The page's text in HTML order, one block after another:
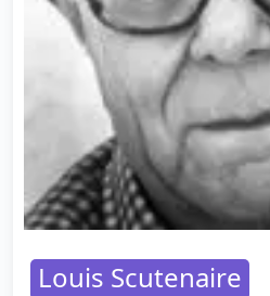
Louis Scutenaire